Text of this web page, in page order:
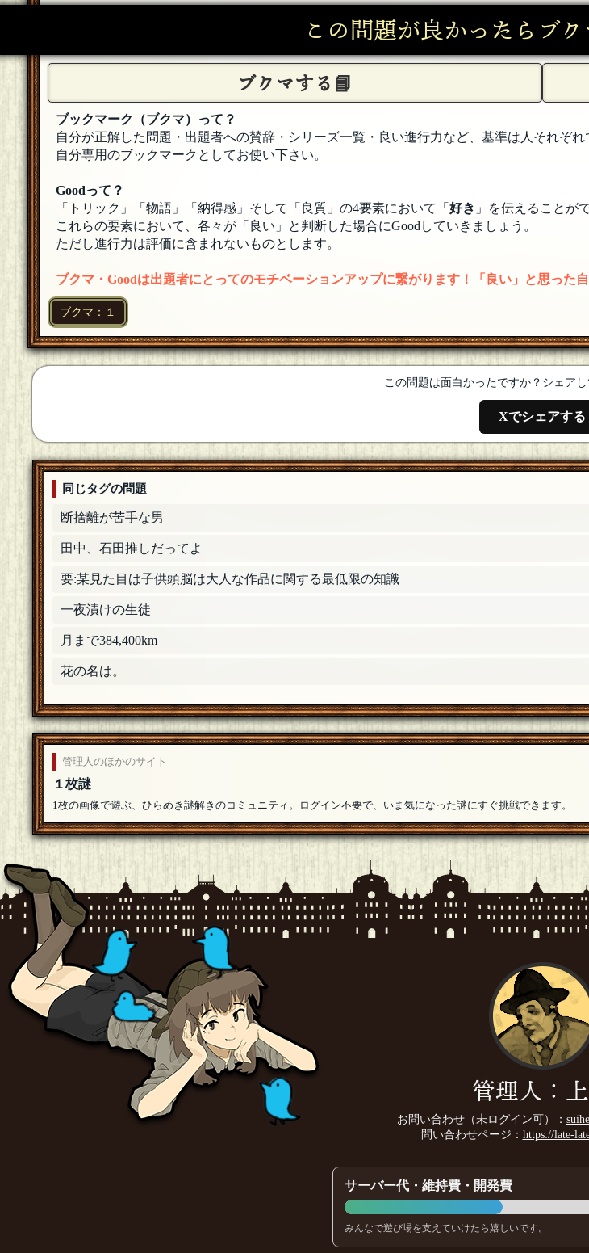
>>酢味噌先輩 一日の終わりがこんなんで良いのだろうかという懸念は拭えませんが
ってビクビクしてますがwwまた遊んでください！ファミマに行ったらはらこめし！
[18
ｈｊ
仕事中ですが楽しませていただきました！しかしスナイプすんごいｗ
藤井
>>コウチャさん SA何か好きなんですよね〜！他府県ナンバーの車が入り混じってて
が大好きです。併設されてる王将で餃子とかムシャムシャしますw 今日も夜遅くにご参
出題ありがとうございました
吊られる男
toshさんスゲェ、寝る前に楽しかったです！皆さまおやすみなさ〜い！
アルバート
たった今、無事に帰宅しました。寂しい道中、お陰で楽しく歩けました。ありがとうご
藤井
ネルマエロマエ扉、ゆるっとご参加ありがとうございました。今夜もとってもたのしか
ナナマガリ
[18年08月15日 01:30]
出題ありがとうございました！本日も藤井さんのスープで一日が終わります(^^) toshさ
コウCHA[５００回良質問]
SAは何故か行きたくなる時がありますね。まぁ私の場合は出かけるついでの食事が目
hjさんこんばんは！ゆるりとどうぞ〜よろしくです！
藤井
吊られる男さんこんばんは！今日はアルコール用意してないんで大丈夫かと思いました
藤井
ｈｊ
参加させていただきます。[18年08月15日 00:58]
アルバート
ちょうど目の前にファミマあったので入りました。はらこめしありました。今、ファミ
00:55]
吊られる男
酔っ払い注意報が出てると聞いて駆けつけました！参加します！[18年08月15日 00:55]
おもち
参加します [18年08月15日 00:55]
藤井
コウチャさんも引き続きこんばんは、夜ふかしさん！よろしくどうぞ〜！
藤井
うおおうtoshさんこんばんは、まさか参加していただけるとは…よろしくどうぞ！ [18年
コウCHA [５００回良質問]
参加しますー。
[18年08月15日 00:54]
OUTISさん引き続きこんばんは！夜ふかしさん！よろしくどうぞ！
[18年08月15日 00:53]
酢味噌先輩こんばんは！今日は藤井はりんごジュース片手にまったりです(˘ω˘)よろしく
この問題が良かったらブ
ブクマする📘
ブックマーク（ブクマ）って？
自分が正解した問題・出題者への賛辞・シリーズ一覧・良い進行力など、基準は人それぞれ
自分専用のブックマークとしてお使い下さい。
Goodって？
「トリック」「物語」「納得感」そして「良質」の4要素において「 好き 」を伝えることが
これらの要素において、各々が「良い」と判断した場合にGoodしていきましょう。
ただし進行力は評価に含まれないものとします。
ブクマ・Goodは出題者にとってのモチベーションアップに繋がります！「良い」と思った
ブクマ：１
この問題は面白かったですか？シェアし
Xでシェアする
同じタグの問題
断捨離が苦手な男
田中、石田推しだってよ
要:某見た目は子供頭脳は大人な作品に関する最低限の知識
一夜漬けの生徒
月まで384,400km
花の名は。
管理人のほかのサイト
１枚謎
1枚の画像で遊ぶ、ひらめき謎解きのコミュニティ。ログイン不要で、いま気になった謎にすぐ挑戦できます。
管理人：
お問い合わせ（未ログイン可）：
問い合わせページ： https://late-
サーバー代・維持費・開発費
みんなで遊び場を支えていけたら嬉しいです。